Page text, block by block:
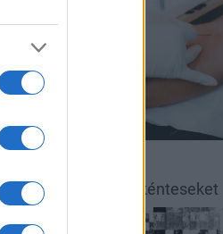
kérik az önkénteseket